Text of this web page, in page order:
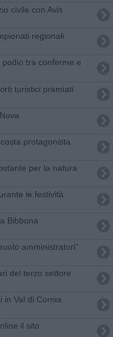
civile con Avis
regionali
tra conferme e
turistici premiati
protagonista
per la natura
le festività
Bibbona
amministratori"
del terzo settore
in Val di Cornia
il sito